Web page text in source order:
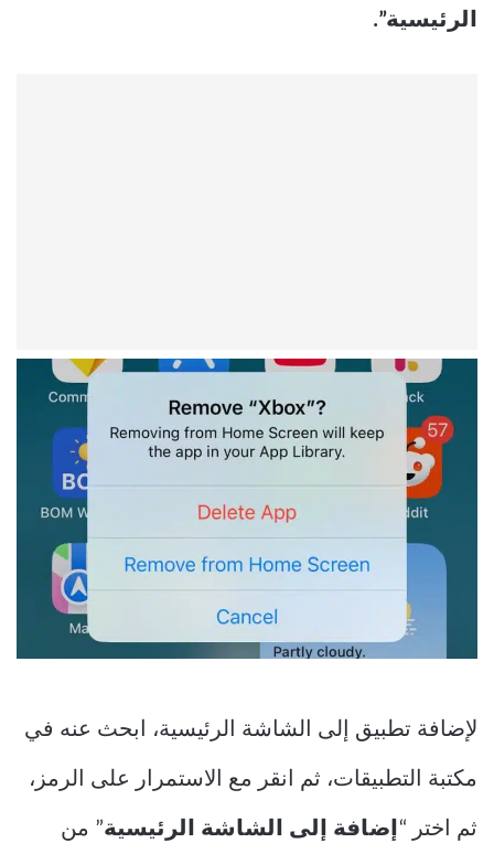
الرئيسية”.
لإضافة تطبيق إلى الشاشة الرئيسية، ابحث عنه في
مكتبة التطبيقات، ثم انقر مع الاستمرار على الرمز،
ثم اختر “إضافة إلى الشاشة الرئيسية” من